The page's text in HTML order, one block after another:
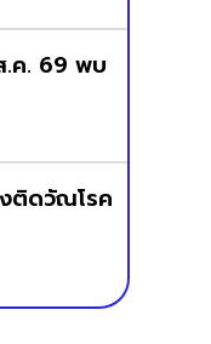
.ค. 69 พบ
ติดวัณโรค